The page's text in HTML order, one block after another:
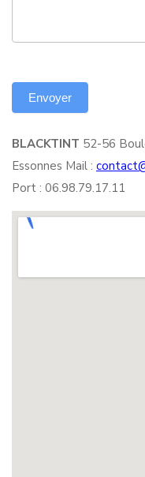
BLACKTINT 52-56
Essonnes Mail :
Port : 06.98.79.17.11